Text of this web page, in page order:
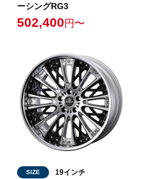
ーシングRG3
502,400 円〜
SIZE 19インチ